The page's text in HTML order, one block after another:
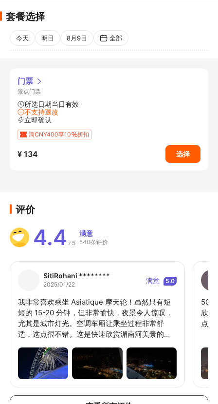
套餐选择
今天 明日 8月9日 全部
门票
景点门票
所选日期当日有效
不支持退改
立即确认
满CNY400享10 折扣
¥ 134 选择
评价
4.4 / 5
满意
540条评价
SitiRohani ********
2025/01/22 满意 5.0
我非常喜欢乘坐 Asiatique 摩天轮！虽然只有短
短的 15-20 分钟，但非常愉快，夜景令人惊叹，
尤其是城市灯光。空调车厢让乘坐过程非常舒
适，这点很不错。这是快速欣赏湄南河美景的绝
500
欣赏
点